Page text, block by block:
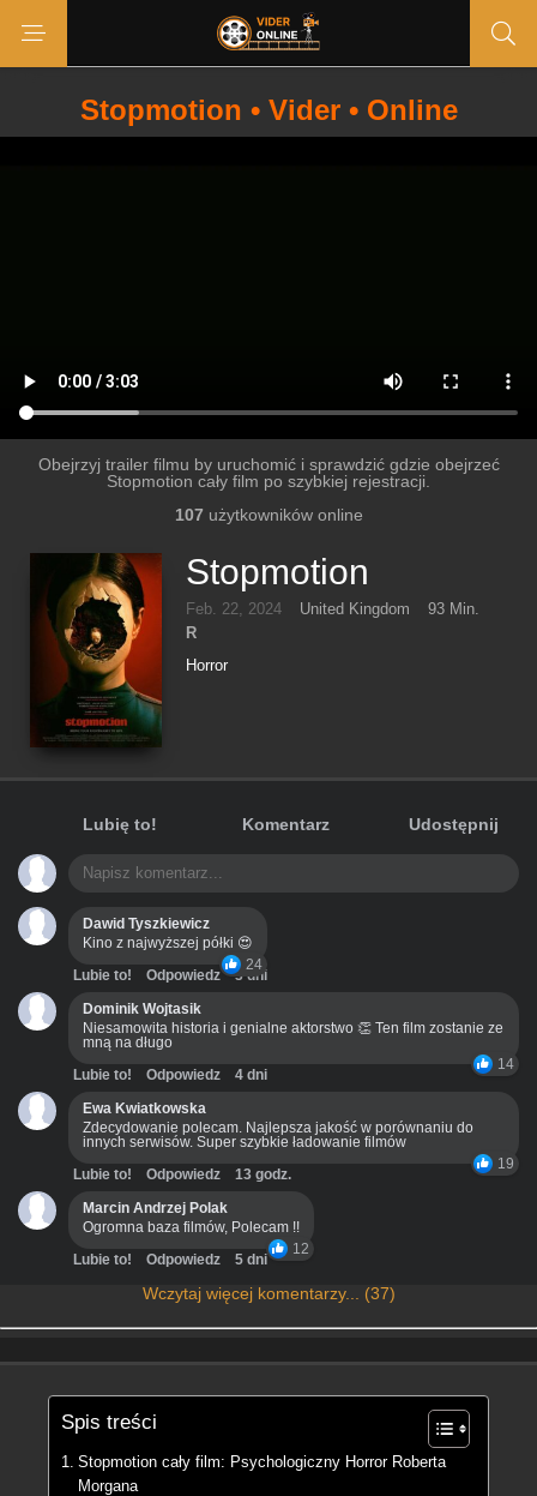
Stopmotion • Vider • Online
Obejrzyj trailer filmu by uruchomić i sprawdzić gdzie obejrzeć
Stopmotion cały film po szybkiej rejestracji.
107 użytkowników online
Stopmotion
Feb. 22, 2024 United Kingdom
93 Min.
R
Horror
Lubię to! Komentarz Udostępnij
Dawid Tyszkiewicz
Kino z najwyższej półki 😍
24
Lubie to! Odpowiedz
3 dni
Dominik Wojtasik
Niesamowita historia i genialne aktorstwo 👏 Ten film zostanie ze
mną na długo
14
Lubie to! Odpowiedz
4 dni
Ewa Kwiatkowska
Zdecydowanie polecam. Najlepsza jakość w porównaniu do
innych serwisów. Super szybkie ładowanie filmów
19
Lubie to! Odpowiedz
13 godz.
Marcin Andrzej Polak
Ogromna baza filmów, Polecam !!
12
Lubie to! Odpowiedz 5 dni
Wczytaj więcej komentarzy... (37)
Spis treści
Stopmotion cały film: Psychologiczny Horror Roberta
Morgana